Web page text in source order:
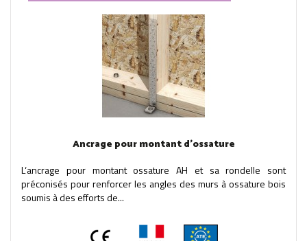
Ancrage pour montant d'ossature
L‘ancrage pour montant ossature AH et sa rondelle sont
préconisés pour renforcer les angles des murs à ossature bois
soumis à des efforts de...